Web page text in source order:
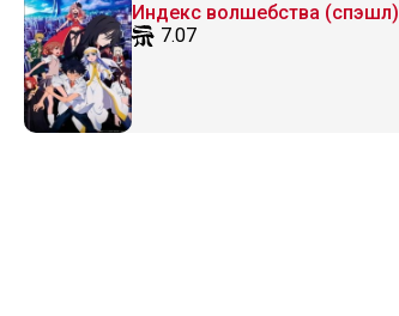
Индекс волшебства (спэшл)
7.07